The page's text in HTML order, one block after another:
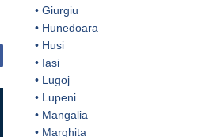
• Giurgiu
• Hunedoara
• Husi
• Iasi
• Lugoj
• Lupeni
• Mangalia
• Marghita